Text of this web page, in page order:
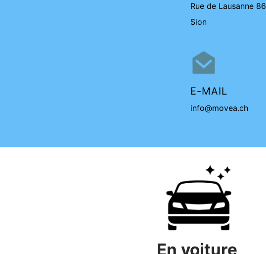
Rue de Lausanne 86
Sion
E-MAIL
info@movea.ch
En voiture